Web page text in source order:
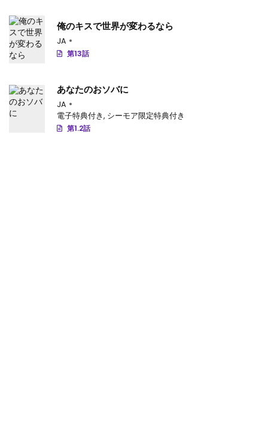
俺のキスで世界が変わるなら
JA
第13話
あなたのおソバに
JA
電子特典付き, シーモア限定特典付き
第1.2話